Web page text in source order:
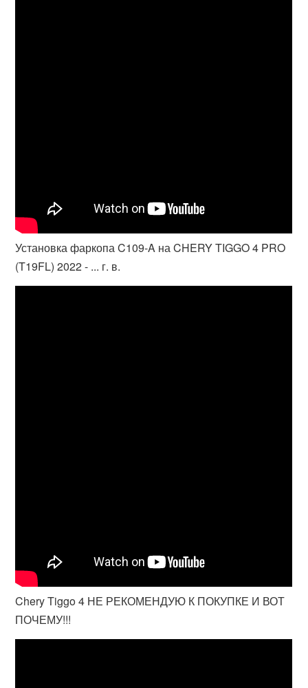
Установка фаркопа C109-A на CHERY TIGGO 4 PRO
(T19FL) 2022 - ... г. в.
Chery Tiggo 4 НЕ РЕКОМЕНДУЮ К ПОКУПКЕ И ВОТ
ПОЧЕМУ!!!